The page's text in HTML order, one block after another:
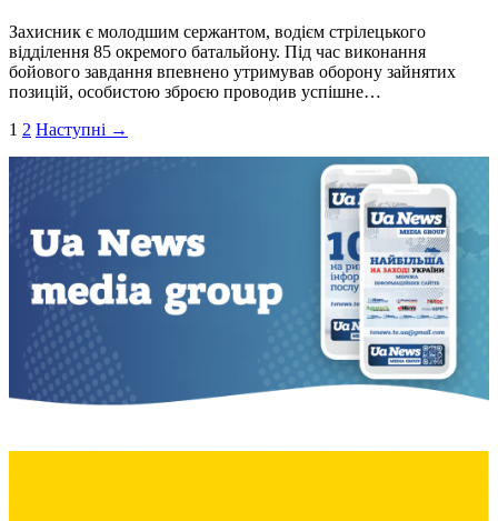
Захисник є молодшим сержантом, водієм стрілецького
відділення 85 окремого батальйону. Під час виконання
бойового завдання впевнено утримував оборону зайнятих
позицій, особистою зброєю проводив успішне…
Пагінація
записів
1 2 Наступні →